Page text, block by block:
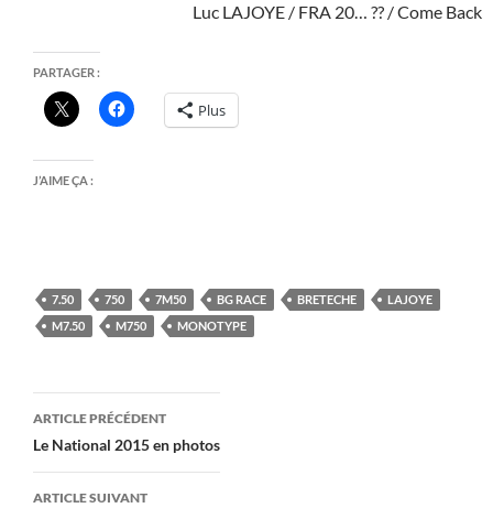
Luc LAJOYE / FRA 20… ?? / Come Back
PARTAGER :
Plus
J’AIME ÇA :
7.50 750 7M50 BG RACE BRETECHE
LAJOYE
M7.50
M750 MONOTYPE
Navigation
des
articles
ARTICLE PRÉCÉDENT
Le National 2015 en photos
ARTICLE SUIVANT